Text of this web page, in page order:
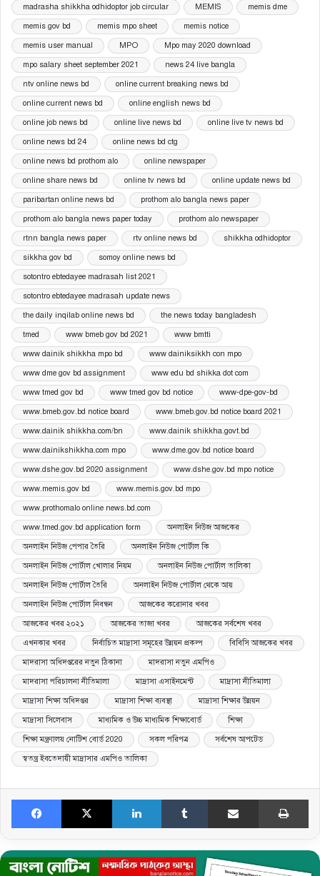
madrasha shikkha odhidoptor job circular MEMIS memis dme
memis gov bd memis mpo sheet memis notice
memis user manual MPO Mpo may 2020 download
mpo salary sheet september 2021 news 24 live bangla
ntv online news bd online current breaking news bd
online current news bd online english news bd
online job news bd online live news bd online live tv news bd
online news bd 24 online news bd ctg
online news bd prothom alo online newspaper
online share news bd online tv news bd online update news bd
paribartan online news bd prothom alo bangla news paper
prothom alo bangla news paper today prothom alo newspaper
rtnn bangla news paper rtv online news bd shikkha odhidoptor
sikkha gov bd somoy online news bd
sotontro ebtedayee madrasah list 2021
sotontro ebtedayee madrasah update news
the daily inqilab online news bd the news today bangladesh
tmed www bmeb gov bd 2021 www bmtti
www dainik shikkha mpo bd www dainiksikkh con mpo
www dme gov bd assignment www edu bd shikka dot com
www tmed gov bd www tmed gov bd notice www-dpe-gov-bd
www.bmeb.gov.bd notice board www.bmeb.gov.bd notice board 2021
www.dainik shikkha.com/bn www.dainik shikkha.govt.bd
www.dainikshikkha.com mpo www.dme.gov.bd notice board
www.dshe.gov.bd 2020 assignment www.dshe.gov.bd mpo notice
www.memis.gov bd www.memis.gov.bd mpo
www.prothomalo online news.bd.com
www.tmed.gov.bd application form অনলাইন নিউজ আজকের
অনলাইন নিউজ পেপার তৈরি অনলাইন নিউজ পোর্টাল কি
অনলাইন নিউজ পোর্টাল খোলার নিয়ম অনলাইন নিউজ পোর্টাল তালিকা
অনলাইন নিউজ পোর্টাল তৈরি অনলাইন নিউজ পোর্টাল থেকে আয়
অনলাইন নিউজ পোর্টাল নিবন্ধন আজকের করোনার খবর
আজকের খবর ২০২১ আজকের তাজা খবর আজকের সর্বশেষ খবর
এখনকার খবর নির্বাচিত মাদ্রাসা সমূহের উন্নয়ন প্রকল্প বিবিসি আজকের খবর
মাদরাসা অধিদপ্তরের নতুন ঠিকানা মাদরাসা নতুন এমপিও
মাদরাসা পরিচালনা নীতিমালা মাদ্রাসা এসাইনমেন্ট মাদ্রাসা নীতিমালা
মাদ্রাসা শিক্ষা অধিদপ্তর মাদ্রাসা শিক্ষা ব্যবস্থা মাদ্রাসা শিক্ষার উন্নয়ন
মাদ্রাসা সিলেবাস মাধ্যমিক ও উচ্চ মাধ্যমিক শিক্ষাবোর্ড শিক্ষা
শিক্ষা মন্ত্রণালয় নোটিশ বোর্ড 2020 সকল পরিপত্র সর্বশেষ আপটেড
স্বতন্ত্র ইবতেদায়ী মাদ্রাসার এমপিও তালিকা
Facebook X LinkedIn Tumblr Share via Email